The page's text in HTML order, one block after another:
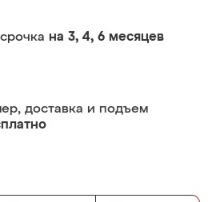
на 3, 4, 6 месяцев
доставка и подъем